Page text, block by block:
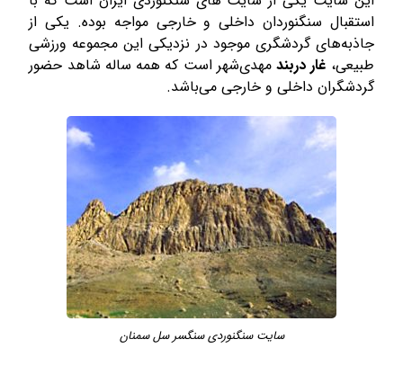
استقبال سنگنوردان داخلی و خارجی مواجه بوده. یکی از
جاذبه‌های گردشگری موجود در نزدیکی این مجموعه ورزشی
طبیعی، غار دربندمهدی‌شهر است که همه ساله شاهد حضور
گردشگران داخلی و خارجی می‌باشد.
سایت سنگنوردی سنگسر سل سمنان